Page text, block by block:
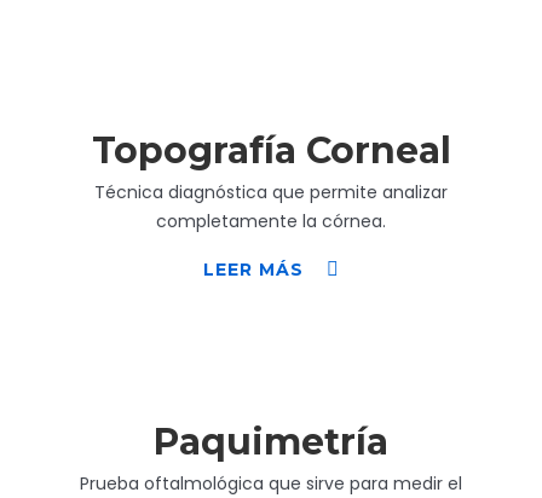
Topografía Corneal
Técnica diagnóstica que permite analizar
completamente la córnea.
LEER MÁS
Paquimetría
Prueba oftalmológica que sirve para medir el